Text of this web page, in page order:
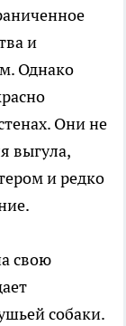
и
Однако
Они не
выгула,
и редко
свою
собаки.